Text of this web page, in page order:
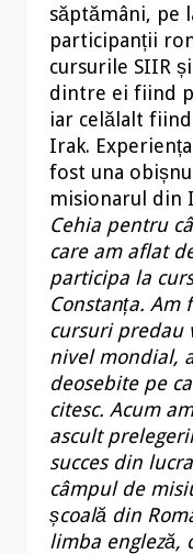
săptămâni, pe
participanții
cursurile SIIR
dintre ei fiind
iar celălalt
Irak.
fost una
misionarul din
Cehia pentru
care am aflat
participa la
Constanța. Am
cursuri predau
nivel mondial,
deosebite pe
citesc. Acum
ascult
succes din
câmpul de
școală din
limba engleză,